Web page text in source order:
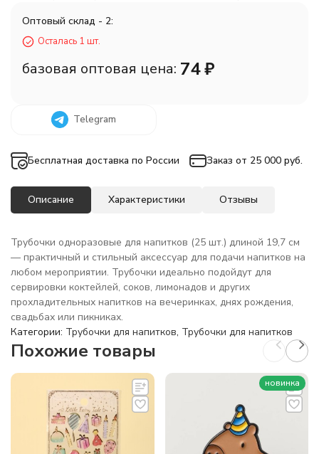
Оптовый склад - 2:
Осталась 1 шт.
базовая оптовая цена: 74₽
Telegram
Бесплатная доставка по России Заказ от 25 000 руб.
Описание Характеристики Отзывы
Трубочки одноразовые для напитков (25 шт.) длиной 19,7 см
— практичный и стильный аксессуар для подачи напитков на
любом мероприятии. Трубочки идеально подойдут для
сервировки коктейлей, соков, лимонадов и других
прохладительных напитков на вечеринках, днях рождения,
свадьбах или пикниках.
Категории: Трубочки для напитков, Трубочки для напитков
Похожие товары
новинка